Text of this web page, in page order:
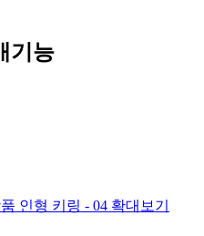
기능
인형 키링 - 04 확대보기